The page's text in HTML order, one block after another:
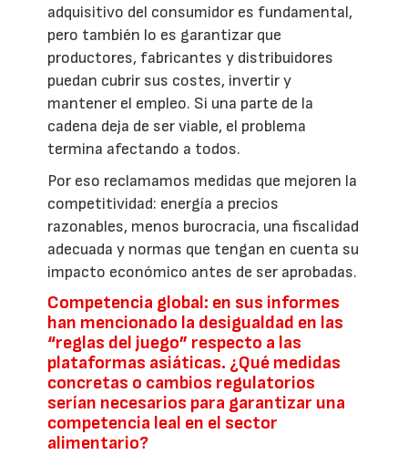
adquisitivo del consumidor es fundamental,
pero también lo es garantizar que
productores, fabricantes y distribuidores
puedan cubrir sus costes, invertir y
mantener el empleo. Si una parte de la
cadena deja de ser viable, el problema
termina afectando a todos.
Por eso reclamamos medidas que mejoren la
competitividad: energía a precios
razonables, menos burocracia, una fiscalidad
adecuada y normas que tengan en cuenta su
impacto económico antes de ser aprobadas.
Competencia global: en sus informes
han mencionado la desigualdad en las
“reglas del juego” respecto a las
plataformas asiáticas. ¿Qué medidas
concretas o cambios regulatorios
serían necesarios para garantizar una
competencia leal en el sector
alimentario?